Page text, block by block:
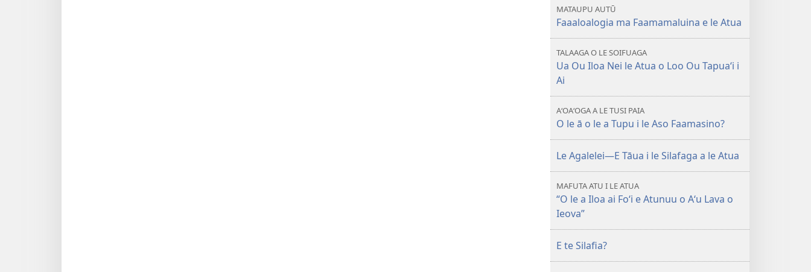
MATAUPU AUTŪ
Faaaloalogia ma Faamamaluina e le Atua
TALAAGA O LE SOIFUAGA
Ua Ou Iloa Nei le Atua o Loo Ou Tapua‘i i
Ai
AʻOAʻOGA A LE TUSI PAIA
O le ā o le a Tupu i le Aso Faamasino?
Le Agalelei—E Tāua i le Silafaga a le Atua
MAFUTA ATU I LE ATUA
“O le a Iloa ai Fo‘i e Atunuu o A‘u Lava o
Ieova”
E te Silafia?